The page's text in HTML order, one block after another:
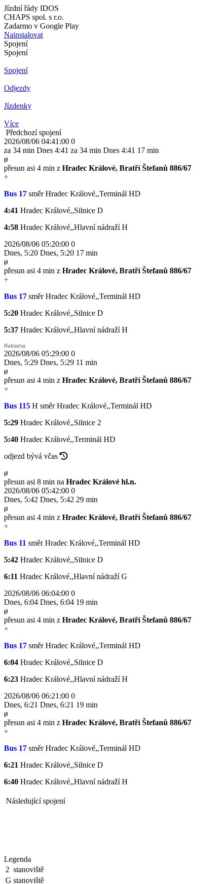
Jízdní řády IDOS
CHAPS spol. s r.o.
Zadarmo v Google Play
Nainstalovat
Spojení
Spojení
Spojení
Odjezdy
Jízdenky
Více
Předchozí spojení
2026/08/06 04:41:00 0
za 34 min Dnes 4:41 za 34 min Dnes 4:41 17 min
ø
přesun asi 4 min z Hradec Králové, Bratří Štefanů 886/67
÷
Bus 17 směr Hradec Králové,,Terminál HD
4:41 Hradec Králové,,Silnice D
4:58 Hradec Králové,,Hlavní nádražíH
2026/08/06 05:20:00 0
Dnes, 5:20 Dnes, 5:20 17 min
ø
přesun asi 4 min z Hradec Králové, Bratří Štefanů 886/67
÷
Bus 17 směr Hradec Králové,,Terminál HD
5:20 Hradec Králové,,Silnice D
5:37 Hradec Králové,,Hlavní nádražíH
2026/08/06 05:29:00 0
Dnes, 5:29 Dnes, 5:29 11 min
ø
přesun asi 4 min z Hradec Králové, Bratří Štefanů 886/67
÷
Bus 115 H směr Hradec Králové,,Terminál HD
5:29 Hradec Králové,,Silnice 2
5:40 Hradec Králové,,Terminál HD
odjezd bývá včas
ø
přesun asi 8 min na Hradec Králové hl.n.
2026/08/06 05:42:00 0
Dnes, 5:42 Dnes, 5:42 29 min
ø
přesun asi 4 min z Hradec Králové, Bratří Štefanů 886/67
÷
Bus 11 směr Hradec Králové,,Terminál HD
5:42 Hradec Králové,,Silnice D
6:11 Hradec Králové,,Hlavní nádražíG
2026/08/06 06:04:00 0
Dnes, 6:04 Dnes, 6:04 19 min
ø
přesun asi 4 min z Hradec Králové, Bratří Štefanů 886/67
÷
Bus 17 směr Hradec Králové,,Terminál HD
6:04 Hradec Králové,,Silnice D
6:23 Hradec Králové,,Hlavní nádražíH
2026/08/06 06:21:00 0
Dnes, 6:21 Dnes, 6:21 19 min
ø
přesun asi 4 min z Hradec Králové, Bratří Štefanů 886/67
÷
Bus 17 směr Hradec Králové,,Terminál HD
6:21 Hradec Králové,,Silnice D
6:40 Hradec Králové,,Hlavní nádražíH
Následující spojení
Legenda
2 stanoviště
G stanoviště